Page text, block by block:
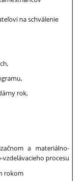
na schválenie
rok,
a materiálno-
procesu
rokom